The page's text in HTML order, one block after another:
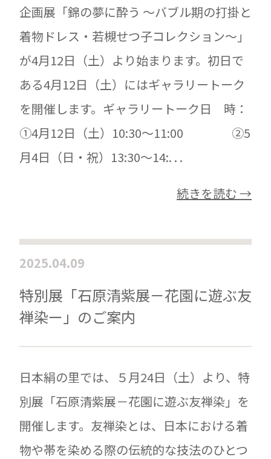
企画展「錦の夢に酔う ～バブル期の打掛と
着物ドレス・若槻せつ子コレクション～」
が4月12日（土）より始まります。初日で
ある4月12日（土）にはギャラリートーク
を開催します。ギャラリートーク日 時：
①4月12日（土）10:30～11:00 ②5
月4日（日・祝）13:30～14:. . .
続きを読む →
2025.04.09
特別展「石原清紫展－花園に遊ぶ友
禅染ー」のご案内
日本絹の里では、５月24日（土）より、特
別展「石原清紫展－花園に遊ぶ友禅染」を
開催します。友禅染とは、日本における着
物や帯を染める際の伝統的な技法のひとつ